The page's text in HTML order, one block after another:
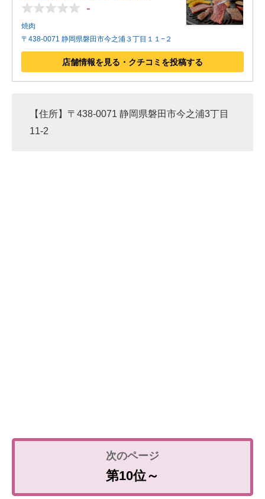
-
焼肉
〒438-0071 静岡県磐田市今之浦３丁目１１−２
店舗情報を見る・クチコミを投稿する
【住所】〒438-0071 静岡県磐田市今之浦3丁目
11-2
第10位～